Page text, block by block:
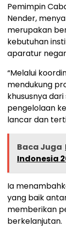
Pemimpin
Nender,
merupakan
kebutuhan
aparatur
“Melalui
mendukung
khususnya
pengelolaan
lancar dan
Baca Juga
Indonesia
Ia
yang baik
memberikan
berkelanjutan.